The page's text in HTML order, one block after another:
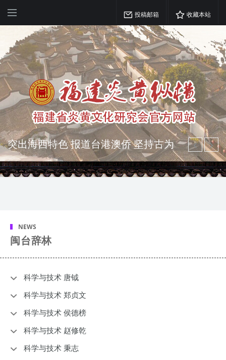
投稿邮箱 收藏本站
突出海西特色 报道台港澳侨 坚持古为
今用 力求雅俗共赏
弘扬优秀文化 振奋民族精神 介绍民族
瑰宝 宣传中华精英
NEWS
闽台辞林
科学与技术 唐钺
科学与技术 郑贞文
科学与技术 侯德榜
科学与技术 赵修乾
科学与技术 秉志